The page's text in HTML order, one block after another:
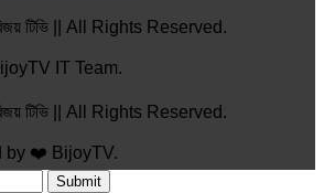
টিভি || All Rights Reserved.
IT Team.
টিভি || All Rights Reserved.
by ❤️ BijoyTV.
Submit